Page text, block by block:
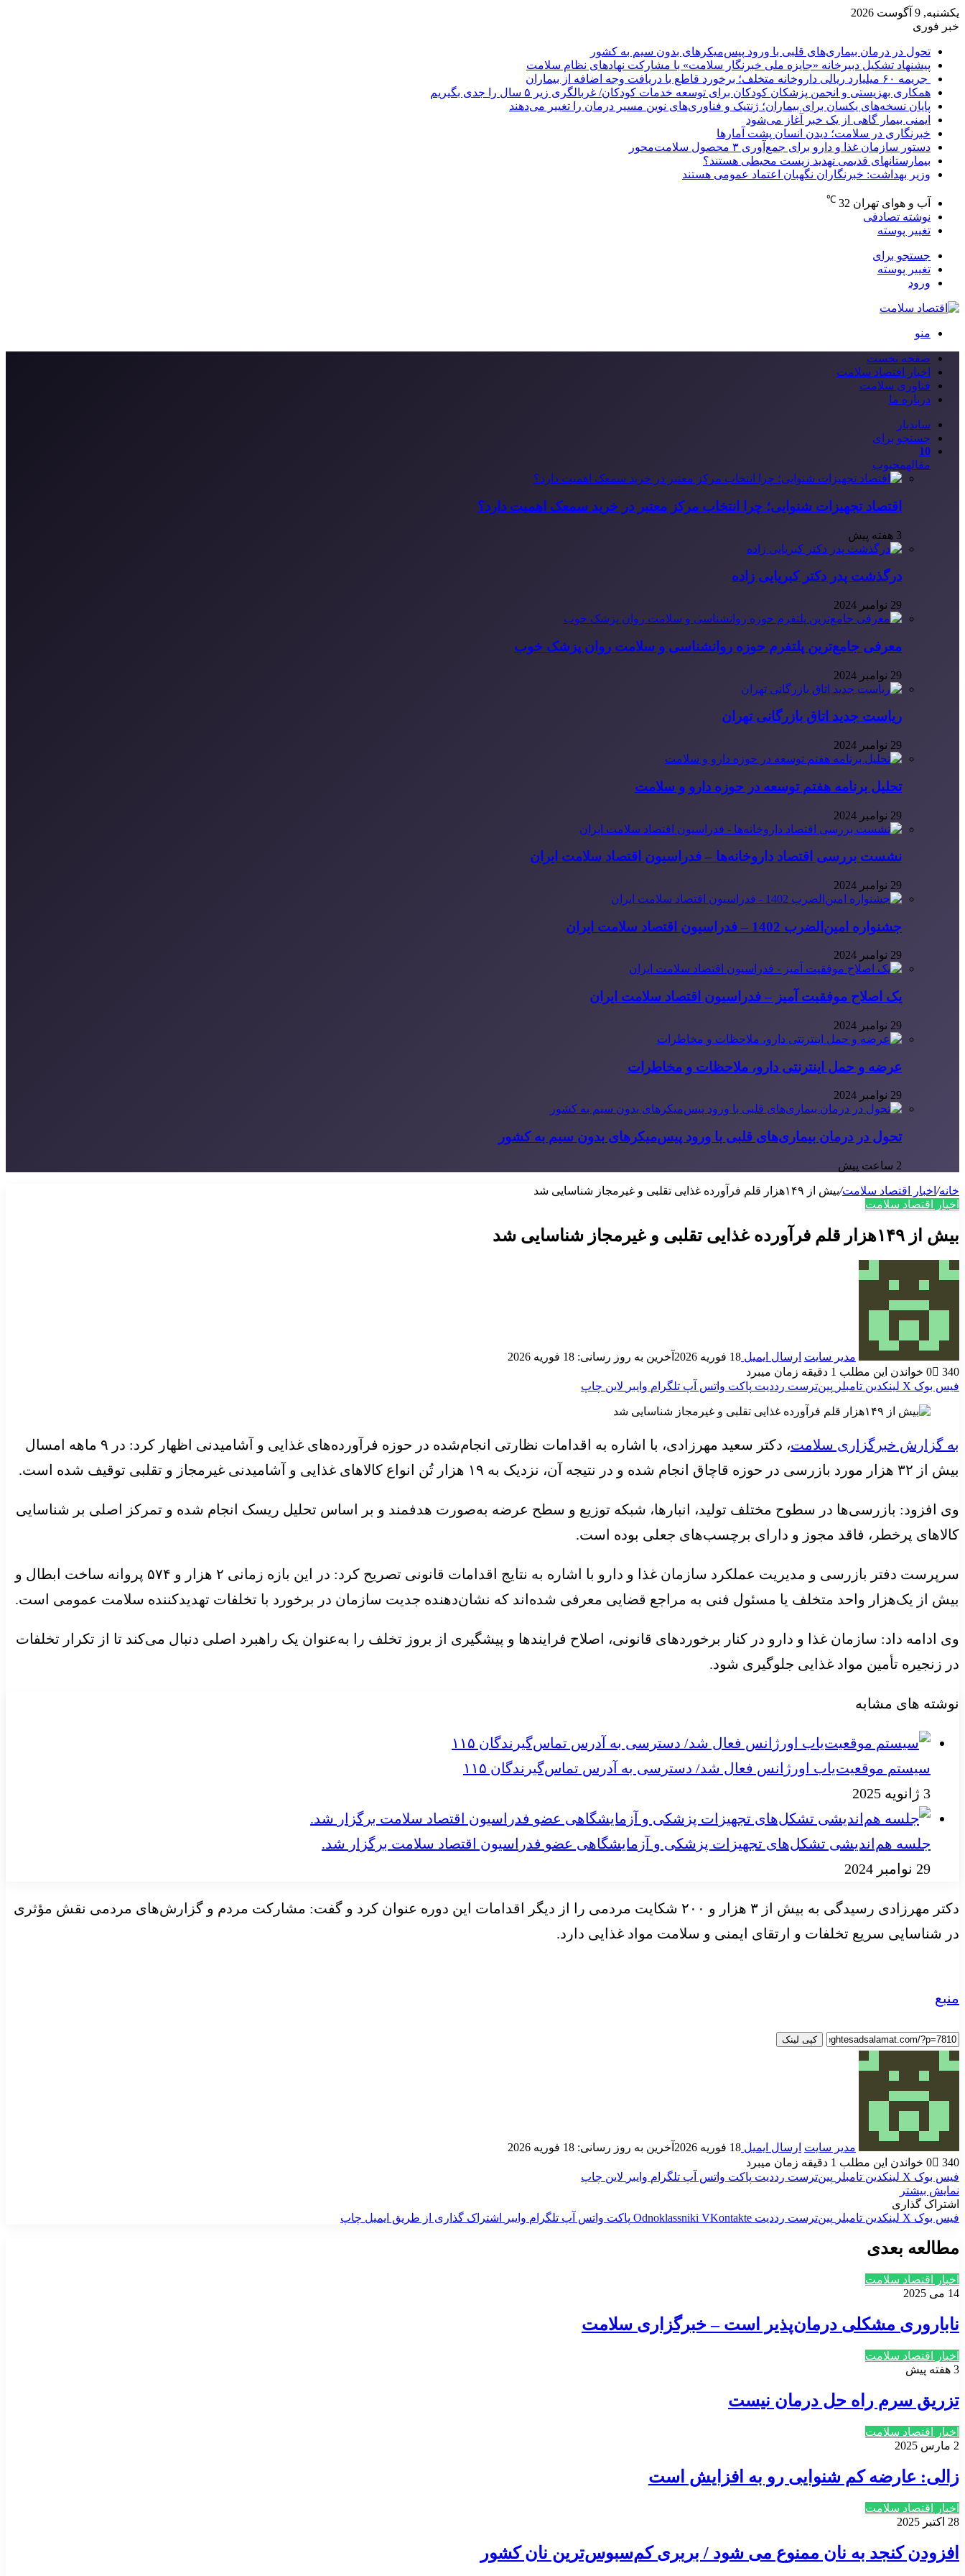
یکشنبه, 9 آگوست 2026
خبر فوری
تحول در درمان بیماری‌های قلبی با ورود پیس‌میکرهای بدون سیم به کشور
پیشنهاد تشکیل دبیرخانه «جایزه ملی خبرنگار سلامت» با مشارکت نهادهای نظام سلامت
جریمه ۶۰ میلیارد ریالی داروخانه متخلف؛ برخورد قاطع با دریافت وجه اضافه از بیماران
همکاری بهزیستی و انجمن پزشکان کودکان برای توسعه خدمات کودکان/ غربالگری زیر ۵ سال را جدی بگیریم
پایان نسخه‌های یکسان برای بیماران؛ ژنتیک و فناوری‌های نوین مسیر درمان را تغییر می‌دهند
ایمنی بیمار گاهی از یک خبر آغاز می‌شود
خبرنگاری در سلامت؛ دیدن انسان پشت آمارها
دستور سازمان غذا و دارو برای جمع‌آوری ۳ محصول سلامت‌محور
بیمارستانهای قدیمی تهدید زیست محیطی هستند؟
وزیر بهداشت: خبرنگاران نگهبان اعتماد عمومی هستند
آب و هوای تهران 32
℃
نوشته تصادفی
تغییر پوسته
جستجو برای
تغییر پوسته
ورود
منو
صفحه نخست
اخبار اقتصاد سلامت
فناوری سلامت
درباره ما
سایدبار
جستجو برای
10
مقالهمحبوب
اقتصاد تجهیزات شنوایی؛ چرا انتخاب مرکز معتبر در خرید سمعک اهمیت دارد؟
3 هفته پیش
درگذشت پدر دکتر کبریایی زاده
29 نوامبر 2024
معرفی جامع‌ترین پلتفرم حوزه روانشناسی و سلامت روان پزشک خوب
29 نوامبر 2024
ریاست جدید اتاق بازرگانی تهران
29 نوامبر 2024
تحلیل برنامه هفتم توسعه در حوزه دارو و سلامت
29 نوامبر 2024
نشست بررسی اقتصاد داروخانه‌ها – فدراسیون اقتصاد سلامت ایران
29 نوامبر 2024
جشنواره امین‌الضرب 1402 – فدراسیون اقتصاد سلامت ایران
29 نوامبر 2024
یک اصلاح موفقیت آمیز – فدراسیون اقتصاد سلامت ایران
29 نوامبر 2024
عرضه و حمل اینترنتی دارو، ملاحظات و مخاطرات
29 نوامبر 2024
تحول در درمان بیماری‌های قلبی با ورود پیس‌میکرهای بدون سیم به کشور
2 ساعت پیش
خانه/ اخبار اقتصاد سلامت/بیش از ۱۴۹هزار قلم فرآورده غذایی تقلبی و غیرمجاز شناسایی شد
اخبار اقتصاد سلامت
بیش از ۱۴۹هزار قلم فرآورده غذایی تقلبی و غیرمجاز شناسایی شد
مدیر سایت ارسال ایمیل 18 فوریه 2026
آخرین به روز رسانی: 18 فوریه 2026
0
340
خواندن این مطلب 1 دقیقه زمان میبرد
فیس بوک X لینکدین ‫تامبلر ‫پین‌ترست ‫رددیت پاکت واتس آپ تلگرام وایبر لاین چاپ
به گزارش خبرگزاری سلامت
، دکتر سعید مهرزادی، با اشاره به اقدامات نظارتی انجام‌شده در حوزه فرآورده‌های غذایی و آشامیدنی اظهار کرد: در ۹ ماهه امسال
بیش از ۳۲ هزار مورد بازرسی در حوزه قاچاق انجام شده و در نتیجه آن، نزدیک به ۱۹ هزار تُن انواع کالاهای غذایی و آشامیدنی غیرمجاز و تقلبی توقیف شده است.
وی افزود: بازرسی‌ها در سطوح مختلف تولید، انبارها، شبکه توزیع و سطح عرضه به‌صورت هدفمند و بر اساس تحلیل ریسک انجام شده و تمرکز اصلی بر شناسایی
کالاهای پرخطر، فاقد مجوز و دارای برچسب‌های جعلی بوده است.
سرپرست دفتر بازرسی و مدیریت عملکرد سازمان غذا و دارو با اشاره به نتایج اقدامات قانونی تصریح کرد: در این بازه زمانی ۲ هزار و ۵۷۴ پروانه ساخت ابطال و
بیش از یک‌هزار واحد متخلف یا مسئول فنی به مراجع قضایی معرفی شده‌اند که نشان‌دهنده جدیت سازمان در برخورد با تخلفات تهدیدکننده سلامت عمومی است.
وی ادامه داد: سازمان غذا و دارو در کنار برخوردهای قانونی، اصلاح فرایندها و پیشگیری از بروز تخلف را به‌عنوان یک راهبرد اصلی دنبال می‌کند تا از تکرار تخلفات
در زنجیره تأمین مواد غذایی جلوگیری شود.
نوشته های مشابه
سیستم موقعیت‌یاب اورژانس فعال شد/ دسترسی به آدرس تماس‌گیرندگان ۱۱۵
3 ژانویه 2025
جلسه هم‌اندیشی تشکل‌های تجهیزات پزشکی و آزمایشگاهی عضو فدراسیون اقتصاد سلامت برگزار شد.
29 نوامبر 2024
دکتر مهرزادی رسیدگی به بیش از ۳ هزار و ۲۰۰ شکایت مردمی را از دیگر اقدامات این دوره عنوان کرد و گفت: مشارکت مردم و گزارش‌های مردمی نقش مؤثری
در شناسایی سریع تخلفات و ارتقای ایمنی و سلامت مواد غذایی دارد.
منبع
کپی لینک
مدیر سایت ارسال ایمیل 18 فوریه 2026
آخرین به روز رسانی: 18 فوریه 2026
0
340
خواندن این مطلب 1 دقیقه زمان میبرد
فیس بوک X لینکدین ‫تامبلر ‫پین‌ترست ‫رددیت پاکت واتس آپ تلگرام وایبر لاین چاپ
نمایش بیشتر
اشتراک گذاری
فیس بوک X لینکدین ‫تامبلر ‫پین‌ترست ‫رددیت ‫VKontakte
‫Odnoklassniki پاکت واتس آپ تلگرام وایبر اشتراک گذاری از طریق ایمیل چاپ
مطالعه بعدی
اخبار اقتصاد سلامت
14 می 2025
ناباروری مشکلی درمان‌پذیر است – خبرگزاری سلامت
اخبار اقتصاد سلامت
3 هفته پیش
تزریق سرم راه حل درمان نیست
اخبار اقتصاد سلامت
2 مارس 2025
زالی: عارضه کم شنوایی رو به افزایش است
اخبار اقتصاد سلامت
28 اکتبر 2025
افزودن کنجد به نان ممنوع می شود / بربری کم‌سبوس‌ترین نان کشور